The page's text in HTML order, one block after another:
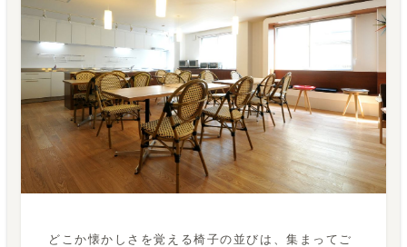
どこか懐かしさを覚える椅子の並びは、集まってご